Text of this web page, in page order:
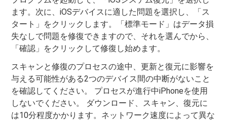
ます。次に、iOSデバイスに適した問題を選択し、「ス
タート」をクリックします。「標準モード」はデータ損
失なしで問題を修復できますので、それを選んでから、
「確認」をクリックして修復し始めます。
スキャンと修復のプロセスの途中、更新と復元に影響を
与える可能性がある2つのデバイス間の中断がないこと
を確認してください。 プロセスが進行中iPhoneを使用
しないでください。 ダウンロード、スキャン、復元に
は10分程度かかります。ネットワーク速度によって異な